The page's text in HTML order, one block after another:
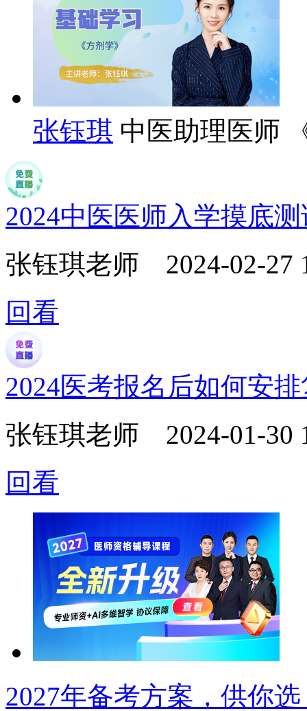
张钰琪 中医助理医师
2024中医医师入学摸底
张钰琪老师 2024-02-27
回看
2024医考报名后如何安
张钰琪老师 2024-01-30
回看
2027年备考方案，供你